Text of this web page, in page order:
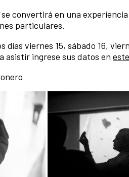
se convertirá en una
particulares.
días viernes 15, sábado 16,
asistir ingrese sus datos en